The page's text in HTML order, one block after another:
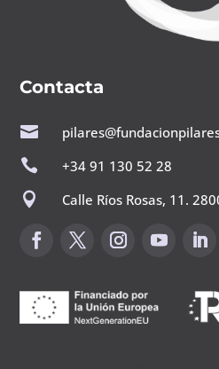
Contacta


+34 91 130 52 28

Calle Ríos Rosas, 11.